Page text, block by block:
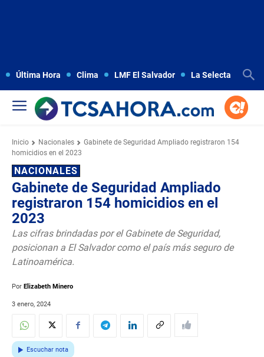
Última Hora Clima LMF El Salvador La Selecta
Inicio Nacionales
Gabinete de Seguridad Ampliado registraron 154
homicidios en el 2023
NACIONALES
Gabinete de Seguridad Ampliado
registraron 154 homicidios en el
2023
Las cifras brindadas por el Gabinete de Seguridad,
posicionan a El Salvador como el país más seguro de
Latinoamérica.
Por Elizabeth Minero
3 enero, 2024
Escuchar nota